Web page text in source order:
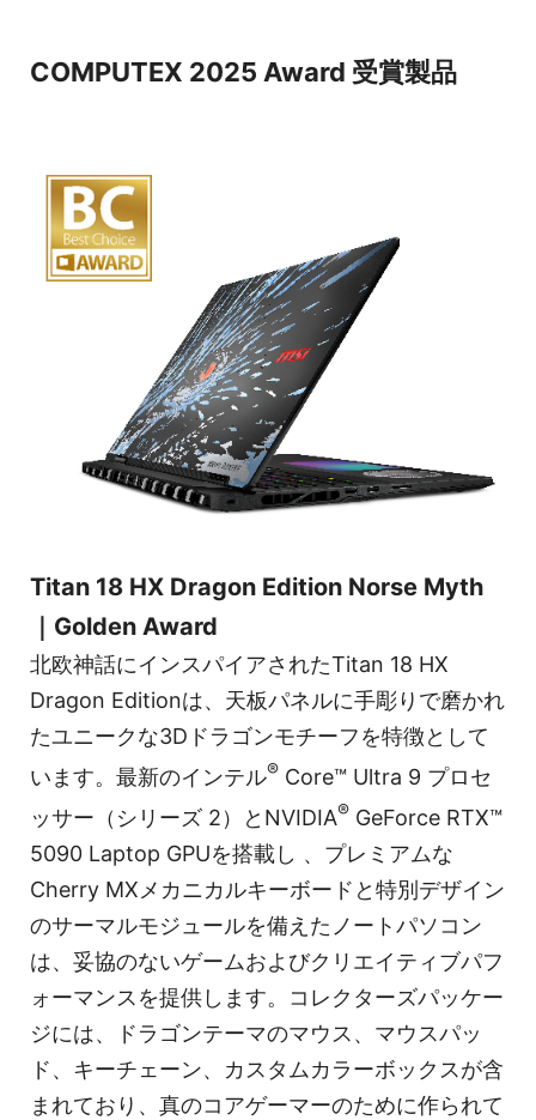
COMPUTEX 2025 Award 受賞製品
Titan 18 HX Dragon Edition Norse Myth
｜Golden Award
北欧神話にインスパイアされたTitan 18 HX
Dragon Editionは、天板パネルに手彫りで磨かれ
たユニークな3Dドラゴンモチーフを特徴として
います。最新のインテル® Core™ Ultra 9 プロセ
ッサー（シリーズ 2）とNVIDIA® GeForce RTX™
5090 Laptop GPUを搭載し 、プレミアムな
Cherry MXメカニカルキーボードと特別デザイン
のサーマルモジュールを備えたノートパソコン
は、妥協のないゲームおよびクリエイティブパフ
ォーマンスを提供します。コレクターズパッケー
ジには、ドラゴンテーマのマウス、マウスパッ
ド、キーチェーン、カスタムカラーボックスが含
まれており、真のコアゲーマーのために作られて